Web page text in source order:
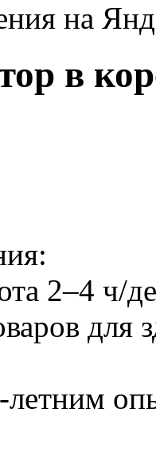
на
в
2–4 ч/
для